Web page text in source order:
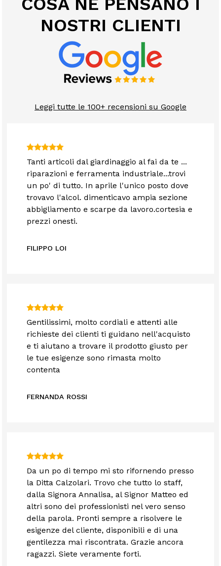
NOSTRI CLIENTI
Leggi tutte le 100+ recensioni su Google
Tanti articoli dal giardinaggio al fai da te ...
riparazioni e ferramenta industriale...trovi
un po' di tutto. In aprile l'unico posto dove
trovavo l'alcol. dimenticavo ampia sezione
abbigliamento e scarpe da lavoro.cortesia e
prezzi onesti.
FILIPPO LOI
Gentilissimi, molto cordiali e attenti alle
richieste dei clienti ti guidano nell'acquisto
e ti aiutano a trovare il prodotto giusto per
le tue esigenze sono rimasta molto
contenta
FERNANDA ROSSI
Da un po di tempo mi sto rifornendo presso
la Ditta Calzolari. Trovo che tutto lo staff,
dalla Signora Annalisa, al Signor Matteo ed
altri sono dei professionisti nel vero senso
della parola. Pronti sempre a risolvere le
esigenze del cliente, disponibili e di una
gentilezza mai riscontrata. Grazie ancora
ragazzi. Siete veramente forti.